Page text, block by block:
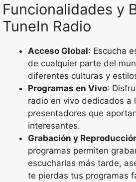
Funcionalidades y
TuneIn Radio
Acceso Global: Escucha
de cualquier parte del
diferentes culturas y
Programas en Vivo:
radio en vivo dedicados a
presentadores que
interesantes.
Grabación y
programas permiten
escucharlas más tarde,
te pierdas tus programas